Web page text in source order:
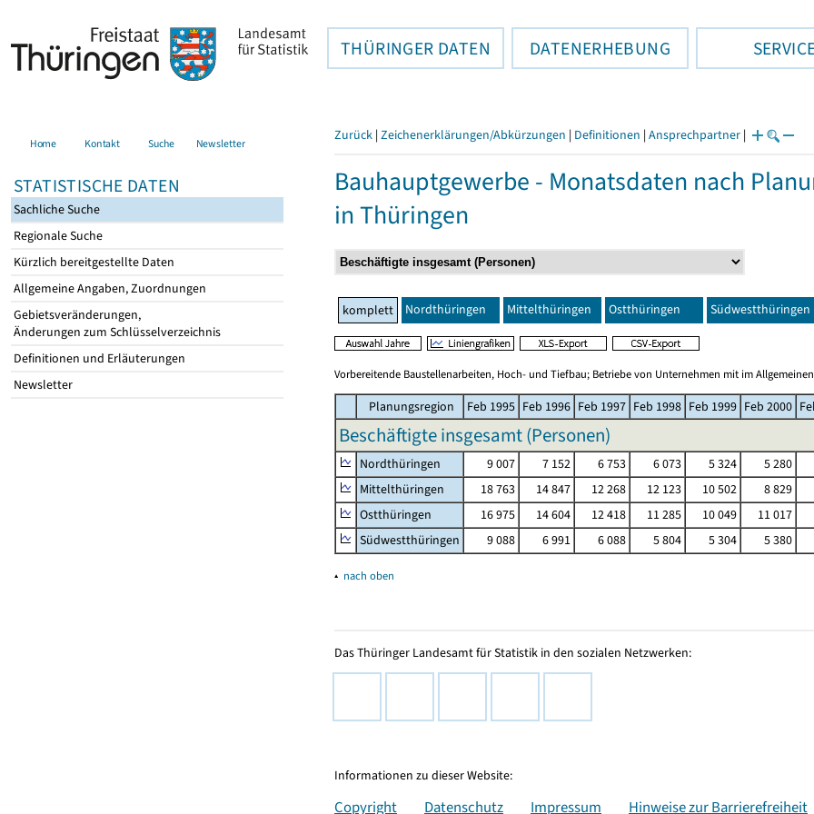
THÜRINGER DATEN DATENERHEBUNG
Home Kontakt Suche Newsletter
STATISTISCHE DATEN
Sachliche Suche
Regionale Suche
Kürzlich bereitgestellte Daten
Allgemeine Angaben, Zuordnungen
Gebietsveränderungen,
Änderungen zum Schlüsselverzeichnis
Definitionen und Erläuterungen
Newsletter
Zurück | Zeichenerklärungen/Abkürzungen | Definitionen | Ansprechpartner |
Bauhauptgewerbe - Monatsdaten nach
in Thüringen
komplett Nordthüringen Mittelthüringen Ostthüringen Südwestthüringen
Vorbereitende Baustellenarbeiten, Hoch- und Tiefbau; Betriebe von Unternehmen mit im
Planungsregion Feb 1995 Feb 1996 Feb 1997 Feb 1998 Feb 1999 Feb 2000
Beschäftigte insgesamt (Personen)
Nordthüringen 9 007 7 152 6 753 6 073 5 324 5 280
Mittelthüringen
18 763 14 847 12 268 12 123 10 502 8 829
Ostthüringen
16 975 14 604 12 418 11 285 10 049 11 017
Südwestthüringen
9 088 6 991 6 088 5 804 5 304 5 380
▴ nach oben
Das Thüringer Landesamt für Statistik in den sozialen Netzwerken:
Informationen zu dieser Website:
Copyright Datenschutz Impressum Hinweise zur Barrierefreiheit